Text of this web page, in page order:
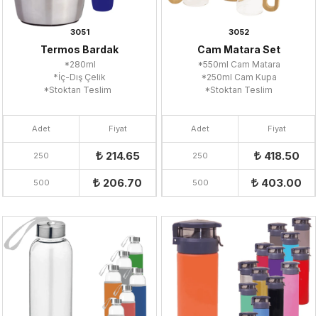
3051
Termos Bardak
*280ml
*İç-Dış Çelik
*Stoktan Teslim
Adet Fiyat
250 214.65
500 206.70
3052
Cam Matara Set
*550ml Cam Matara
*250ml Cam Kupa
*Stoktan Teslim
Adet Fiyat
250 418.50
500 403.00